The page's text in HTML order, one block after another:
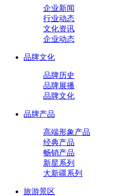
企业新闻
行业动态
文化资讯
企业动态
品牌文化
品牌历史
品牌展播
品牌文化
品牌产品
高端形象产品
经典产品
畅销产品
新星系列
大新疆系列
旅游景区